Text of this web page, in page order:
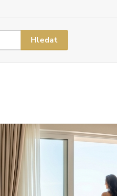
Hledat